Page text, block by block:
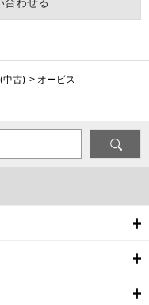
中古) > オービス